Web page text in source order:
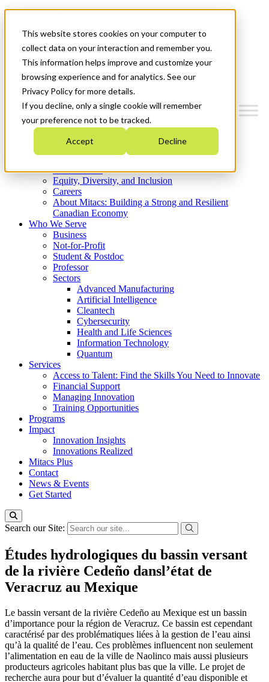
This website stores cookies on your computer to
collect data on your interaction and remember you.
This information helps improve and customize your
browsing experience and for analytics. See our
Privacy Policy for more details.
If you decline, only a single cookie will remember
your preference not to be tracked.
Accept Decline
News & Events
Get Started
Menu
Who We Are
Strategic Plan 2026-2030
What We Do
Equity, Diversity, and Inclusion
Careers
About Mitacs: Building a Strong and Resilient
Canadian Economy
Who We Serve
Business
Not-for-Profit
Student & Postdoc
Professor
Sectors
Advanced Manufacturing
Artificial Intelligence
Cleantech
Cybersecurity
Health and Life Sciences
Information Technology
Quantum
Services
Access to Talent: Find the Skills You Need to Innovate
Financial Support
Managing Innovation
Training Opportunities
Programs
Impact
Innovation Insights
Innovations Realized
Mitacs Plus
Contact
News & Events
Get Started
Search our Site:
Études hydrologiques du bassin versant
de la rivière Cedeño dansl’état de
Veracruz au Mexique
Le bassin versant de la rivière Cedeño au Mexique est un bassin
d’importance pour la région de Veracruz. Ce bassin est cependant
caractérisé par des problématiques liées à la gestion de l’eau ainsi
qu’à la qualité de l’eau. Ces problèmes influencent non seulement
l’alimentation en eau de la ville de Naolinco mais aussi plusieurs
producteurs agricoles habitant plus bas que la ville. Le projet de
recherche aura pour but d’évaluer la quantité d’eau disponible et